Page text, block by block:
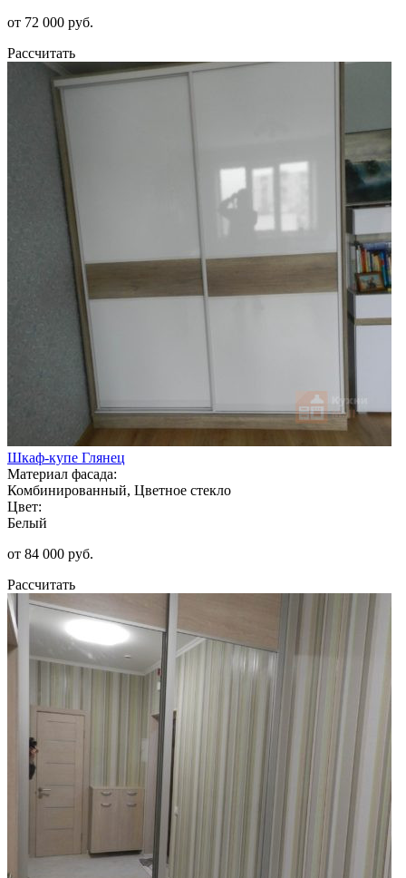
от 72 000 руб.
Рассчитать
Шкаф-купе Глянец
Материал фасада:
Комбинированный, Цветное стекло
Цвет:
Белый
от 84 000 руб.
Рассчитать